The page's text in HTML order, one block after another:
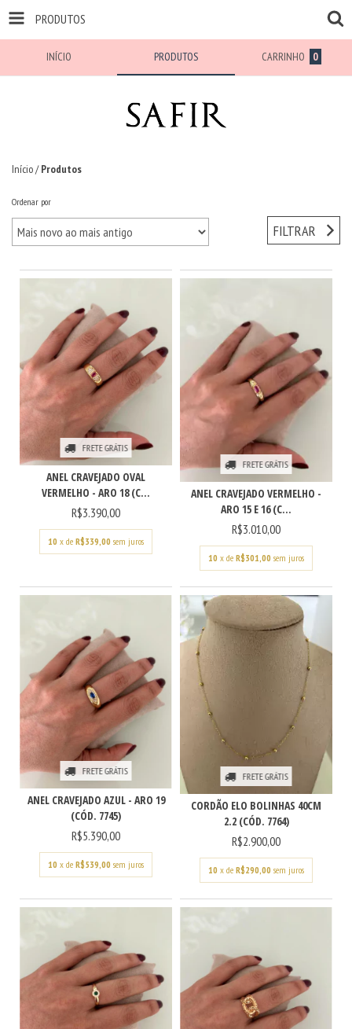
PRODUTOS
INÍCIO PRODUTOS CARRINHO 0
Início/ Produtos
Ordenar por
FILTRAR
FRETE GRÁTIS
ANEL CRAVEJADO OVAL
VERMELHO - ARO 18 (C...
R$3.390,00
10 x de R$339,00 sem juros
FRETE GRÁTIS
ANEL CRAVEJADO VERMELHO -
ARO 15 E 16 (C...
R$3.010,00
10 x de R$301,00 sem juros
FRETE GRÁTIS
ANEL CRAVEJADO AZUL - ARO 19
(CÓD. 7745)
R$5.390,00
10 x de R$539,00 sem juros
FRETE GRÁTIS
CORDÃO ELO BOLINHAS 40CM
2.2 (CÓD. 7764)
R$2.900,00
10 x de R$290,00 sem juros